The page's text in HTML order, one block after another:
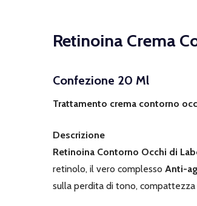
Retinoina Crema
Confezione 20 Ml
Trattamento crema contorno
Descrizione
Retinoina Contorno Occhi di
retinolo, il vero complesso Anti-
sulla perdita di tono,